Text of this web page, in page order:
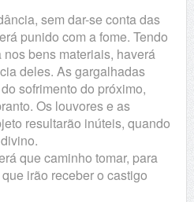
sem dar-se conta das
punido com a fome. Tendo
bens materiais, haverá
deles. As gargalhadas
sofrimento do próximo,
Os louvores e as
resultarão inúteis, quando
que caminho tomar, para
irão receber o castigo